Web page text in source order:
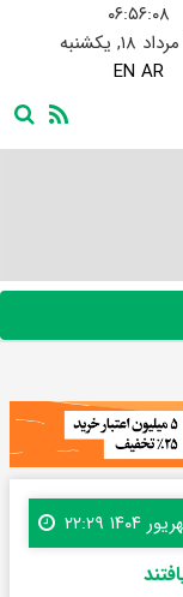
۰۶:۵۶:۰۸
EN AR